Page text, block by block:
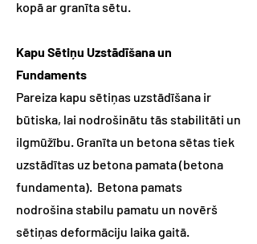
kopā ar granīta sētu.
Kapu Sētiņu Uzstādīšana un
Fundaments
Pareiza kapu sētiņas uzstādīšana ir
būtiska, lai nodrošinātu tās stabilitāti un
ilgmūžību. Granīta un betona sētas tiek
uzstādītas uz betona pamata (betona
fundamenta). Betona pamats
nodrošina stabilu pamatu un novērš
sētiņas deformāciju laika gaitā.